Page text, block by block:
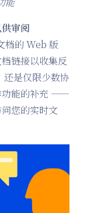
审阅
档的 Web 版
链接以收集反
还是仅限少数协
功能的补充 ——
您的实时文